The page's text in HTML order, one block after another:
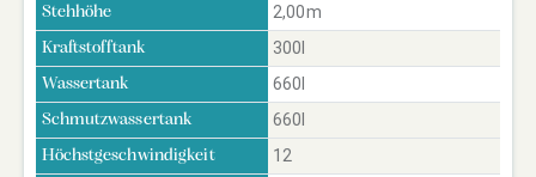
Stehhöhe 2,00m
Kraftstofftank 300l
Wassertank 660l
Schmutzwassertank 660l
Höchstgeschwindigkeit 12